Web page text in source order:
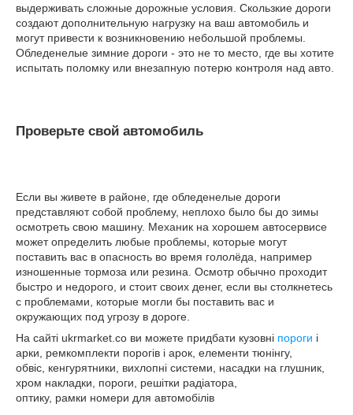
выдерживать сложные дорожные условия. Скользкие дороги
создают дополнительную нагрузку на ваш автомобиль и
могут привести к возникновению небольшой проблемы.
Обледенелые зимние дороги - это не то место, где вы хотите
испытать поломку или внезапную потерю контроля над авто.
Проверьте свой автомобиль
Если вы живете в районе, где обледенелые дороги
представляют собой проблему, неплохо было бы до зимы
осмотреть свою машину. Механик на хорошем автосервисе
может определить любые проблемы, которые могут
поставить вас в опасность во время гололёда, например
изношенные тормоза или резина. Осмотр обычно проходит
быстро и недорого, и стоит своих денег, если вы столкнетесь
с проблемами, которые могли бы поставить вас и
окружающих под угрозу в дороге.
На сайті ukrmarket.co ви можете придбати кузовні пороги і
арки, ремкомплекти порогів і арок, елементи тюнінгу,
обвіс, кенгурятники, вихлопні системи, насадки на глушник,
хром накладки, пороги, решітки радіатора,
оптику, рамки номери для автомобілів